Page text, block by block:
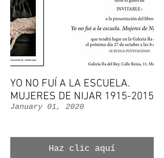
YO NO FUÍ A LA ESCUELA.
MUJERES DE NIJAR 1915-2015
January 01, 2020
Haz clic aquí